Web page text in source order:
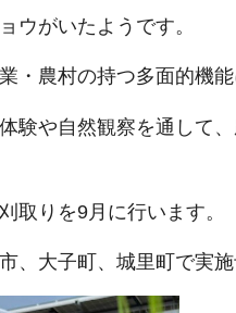
ウがいたようです。
・農村の持つ多面的機
験や自然観察を通して
取りを9月に行います。
、大子町、城里町で実